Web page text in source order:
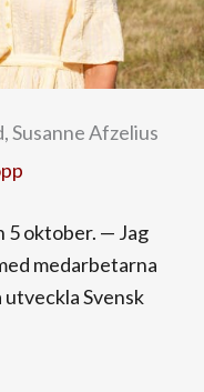
Susanne Afzelius
5 oktober. — Jag
medarbetarna
Svensk